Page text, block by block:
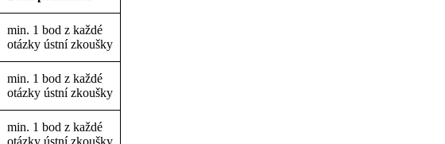
min. 1 bod z každé
otázky ústní zkoušky
min. 1 bod z každé
otázky ústní zkoušky
min. 1 bod z každé
otázky ústní zkoušky